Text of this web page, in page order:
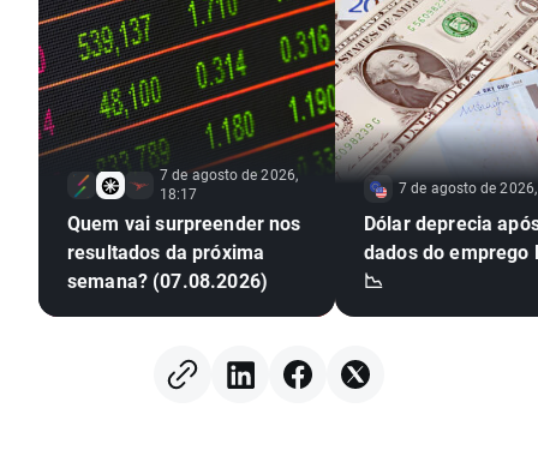
7 de agosto de 2026,
18:17
Quem vai surpreender nos
resultados da próxima
semana? (07.08.2026)
7 de agosto de
Dólar deprecia
dados do emprego
📉